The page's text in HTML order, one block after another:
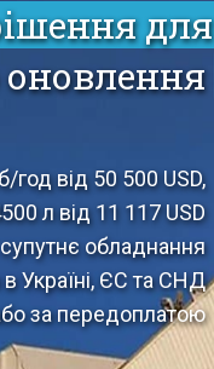
для
оновлення
год від 50 500 USD,
л від 11 117 USD
супутнє обладнання
Україні, ЄС та СНД
за передоплатою